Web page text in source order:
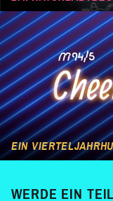
EIN
WERDE EIN